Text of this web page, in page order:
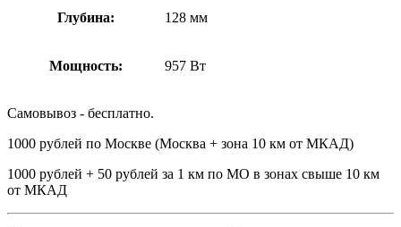
Глубина: 128 мм
Мощность: 957 Вт
Самовывоз - бесплатно.
1000 рублей по Москве (Москва + зона 10 км от МКАД)
1000 рублей + 50 рублей за 1 км по МО в зонах свыше 10 км
от МКАД